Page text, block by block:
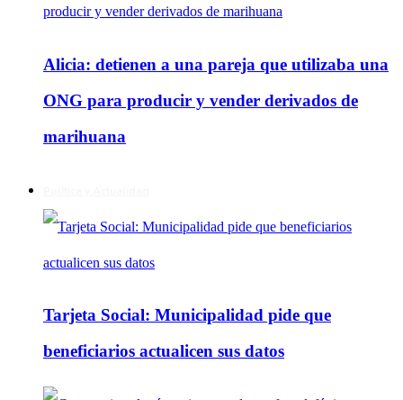
Alicia: detienen a una pareja que utilizaba una
ONG para producir y vender derivados de
marihuana
Tarjeta Social: Municipalidad pide que
beneficiarios actualicen sus datos